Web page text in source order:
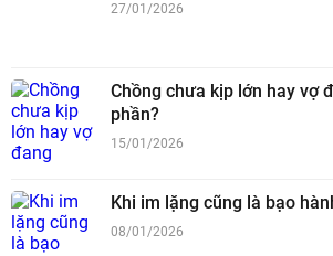
27/01/2026
Chồng chưa kịp lớn hay vợ
phần?
15/01/2026
Khi im lặng cũng là bạo
08/01/2026